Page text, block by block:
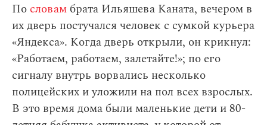
По словам брата Ильяшева Каната, вечером в
их дверь постучался человек с сумкой курьера
«Яндекса». Когда дверь открыли, он крикнул:
«Работаем, работаем, залетайте!»; по его
сигналу внутрь ворвались несколько
полицейских и уложили на пол всех взрослых.
В это время дома были маленькие дети и 80-